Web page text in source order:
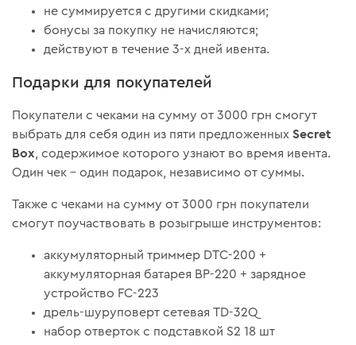
не суммируется с другими скидками;
бонусы за покупку не начисляются;
действуют в течение 3-х дней ивента.
Подарки для покупателей
Покупатели с чеками на сумму от 3000 грн смогут
выбрать для себя один из пяти предложенныхSecret
Box, содержимое которого узнают во время ивента.
Один чек – один подарок, независимо от суммы.
Также с чеками на сумму от 3000 грн покупатели
смогут поучаствовать в розыгрыше инструментов:
аккумуляторный триммер DTC-200 +
аккумуляторная батарея BP-220 + зарядное
устройство FC-223
дрель-шуруповерт сетевая TD-32Q
набор отверток с подставкой S2 18 шт